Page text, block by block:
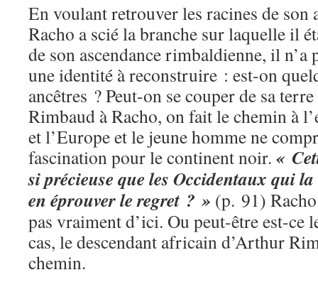
En voulant retrouver les racines de son
Racho a scié la branche sur laquelle il
de son ascendance rimbaldienne, il n’a
une identité à reconstruire : est-on
ancêtres ? Peut-on se couper de sa
Rimbaud à Racho, on fait le chemin à
et l’Europe et le jeune homme ne
fascination pour le continent noir. «
si précieuse que les Occidentaux qui
en éprouver le regret ? » (p. 91)
pas vraiment d’ici. Ou peut-être est-ce
cas, le descendant africain d’Arthur
chemin.